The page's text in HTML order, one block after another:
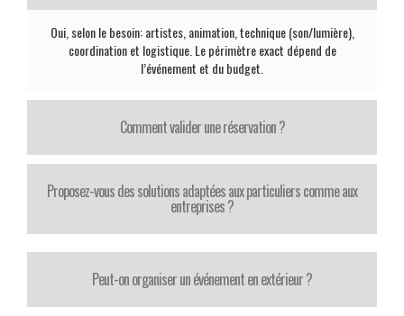
Oui, selon le besoin: artistes, animation, technique (son/lumière),
coordination et logistique. Le périmètre exact dépend de
l’événement et du budget.
Comment valider une réservation ?
Proposez-vous des solutions adaptées aux particuliers comme aux
entreprises ?
Peut-on organiser un événement en extérieur ?